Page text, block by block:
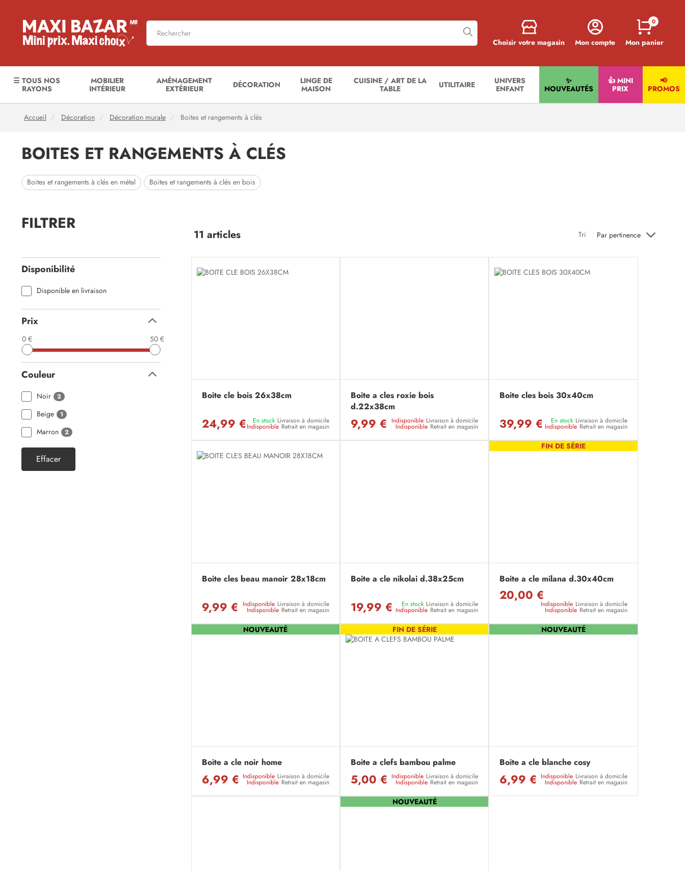
Choisir votre magasin Mon compte Mon panier
0
☰ TOUS NOS
RAYONS
MOBILIER
INTÉRIEUR
AMÉNAGEMENT
EXTÉRIEUR
DÉCORATION
LINGE DE
MAISON
CUISINE / ART DE LA
TABLE
UTILITAIRE
UNIVERS
ENFANT
✨
NOUVEAUTÉS
👍 MINI
PRIX
📢
PROMOS
Accueil Décoration Décoration murale Boites et rangements à clés
BOITES ET RANGEMENTS À CLÉS
Boites et rangements à clés en métal Boites et rangements à clés en bois
FILTRER
Disponibilité
Disponible en livraison
Prix Replier
0 € 50 €
Couleur Replier
Noir 2
Beige 1
Marron 2
Effacer
Tri Par pertinence
Boite cle bois 26x38cm
24,99 € En stock Livraison à domicile
Indisponible Retrait en magasin
Boite a cles roxie bois
d.22x38cm
9,99 € Indisponible Livraison à domicile
Indisponible Retrait en magasin
Boite cles bois 30x40cm
39,99 € En stock Livraison à domicile
Indisponible Retrait en magasin
Boite cles beau manoir 28x18cm
9,99 € Indisponible Livraison à domicile
Indisponible Retrait en magasin
Boite a cle nikolai d.38x25cm
19,99 € En stock Livraison à domicile
Indisponible Retrait en magasin
FIN DE SÉRIE
Boite a cle milana d.30x40cm
20,00 €
Indisponible Livraison à domicile
Indisponible Retrait en magasin
NOUVEAUTÉ
Boite a cle noir home
6,99 € Indisponible Livraison à domicile
Indisponible Retrait en magasin
FIN DE SÉRIE
Boite a clefs bambou palme
5,00 € Indisponible Livraison à domicile
Indisponible Retrait en magasin
NOUVEAUTÉ
Boite a cle blanche cosy
6,99 € Indisponible Livraison à domicile
Indisponible Retrait en magasin
NOUVEAUTÉ
11 articles